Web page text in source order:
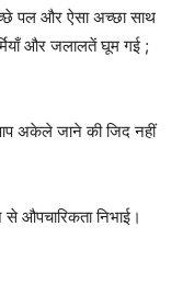
पल और ऐसा अच्छा साथ
और जलालतें घूम गई ;
अकेले जाने की जिद नहीं
औपचारिकता निभाई।